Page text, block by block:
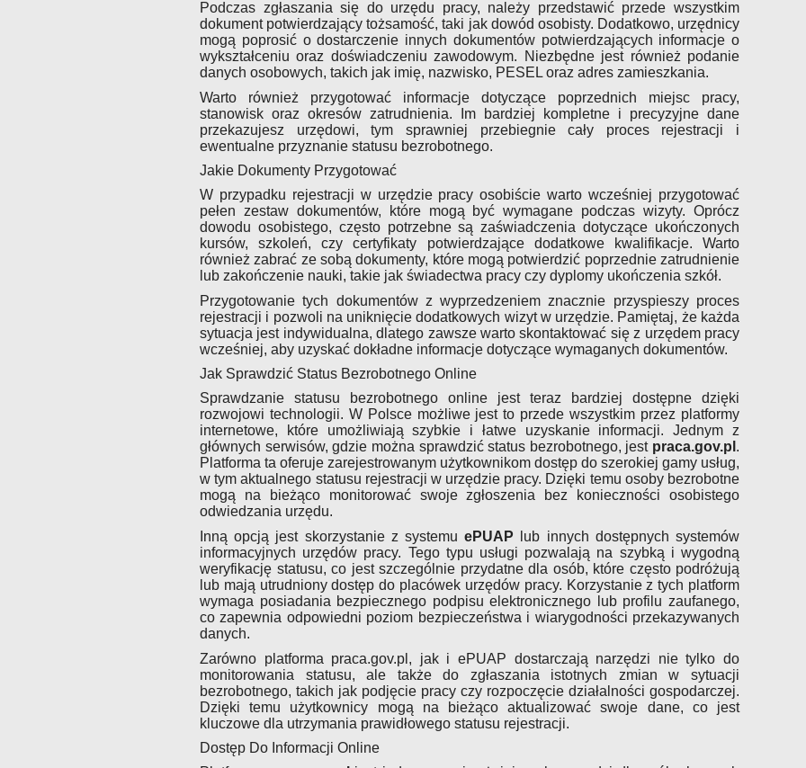
Podczas zgłaszania się do urzędu pracy, należy przedstawić przede wszystkim
dokument potwierdzający tożsamość, taki jak dowód osobisty. Dodatkowo, urzędnicy
mogą poprosić o dostarczenie innych dokumentów potwierdzających informacje o
wykształceniu oraz doświadczeniu zawodowym. Niezbędne jest również podanie
danych osobowych, takich jak imię, nazwisko, PESEL oraz adres zamieszkania.
Warto również przygotować informacje dotyczące poprzednich miejsc pracy,
stanowisk oraz okresów zatrudnienia. Im bardziej kompletne i precyzyjne dane
przekazujesz urzędowi, tym sprawniej przebiegnie cały proces rejestracji i
ewentualne przyznanie statusu bezrobotnego.
Jakie Dokumenty Przygotować
W przypadku rejestracji w urzędzie pracy osobiście warto wcześniej przygotować
pełen zestaw dokumentów, które mogą być wymagane podczas wizyty. Oprócz
dowodu osobistego, często potrzebne są zaświadczenia dotyczące ukończonych
kursów, szkoleń, czy certyfikaty potwierdzające dodatkowe kwalifikacje. Warto
również zabrać ze sobą dokumenty, które mogą potwierdzić poprzednie zatrudnienie
lub zakończenie nauki, takie jak świadectwa pracy czy dyplomy ukończenia szkół.
Przygotowanie tych dokumentów z wyprzedzeniem znacznie przyspieszy proces
rejestracji i pozwoli na uniknięcie dodatkowych wizyt w urzędzie. Pamiętaj, że każda
sytuacja jest indywidualna, dlatego zawsze warto skontaktować się z urzędem pracy
wcześniej, aby uzyskać dokładne informacje dotyczące wymaganych dokumentów.
Jak Sprawdzić Status Bezrobotnego Online
Sprawdzanie statusu bezrobotnego online jest teraz bardziej dostępne dzięki
rozwojowi technologii. W Polsce możliwe jest to przede wszystkim przez platformy
internetowe, które umożliwiają szybkie i łatwe uzyskanie informacji. Jednym z
głównych serwisów, gdzie można sprawdzić status bezrobotnego, jest praca.gov.pl .
Platforma ta oferuje zarejestrowanym użytkownikom dostęp do szerokiej gamy usług,
w tym aktualnego statusu rejestracji w urzędzie pracy. Dzięki temu osoby bezrobotne
mogą na bieżąco monitorować swoje zgłoszenia bez konieczności osobistego
odwiedzania urzędu.
Inną opcją jest skorzystanie z systemuePUAP lub innych dostępnych systemów
informacyjnych urzędów pracy. Tego typu usługi pozwalają na szybką i wygodną
weryfikację statusu, co jest szczególnie przydatne dla osób, które często podróżują
lub mają utrudniony dostęp do placówek urzędów pracy. Korzystanie z tych platform
wymaga posiadania bezpiecznego podpisu elektronicznego lub profilu zaufanego,
co zapewnia odpowiedni poziom bezpieczeństwa i wiarygodności przekazywanych
danych.
Zarówno platforma praca.gov.pl, jak i ePUAP dostarczają narzędzi nie tylko do
monitorowania statusu, ale także do zgłaszania istotnych zmian w sytuacji
bezrobotnego, takich jak podjęcie pracy czy rozpoczęcie działalności gospodarczej.
Dzięki temu użytkownicy mogą na bieżąco aktualizować swoje dane, co jest
kluczowe dla utrzymania prawidłowego statusu rejestracji.
Dostęp Do Informacji Online